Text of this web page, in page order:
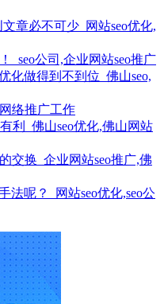
章必不可少_网站seo优化,
_seo公司,企业网站seo推广
化做得到不到位_佛山seo,
络推广工作
利_佛山seo优化,佛山网站
交换_企业网站seo推广,佛
法呢？_网站seo优化,seo公